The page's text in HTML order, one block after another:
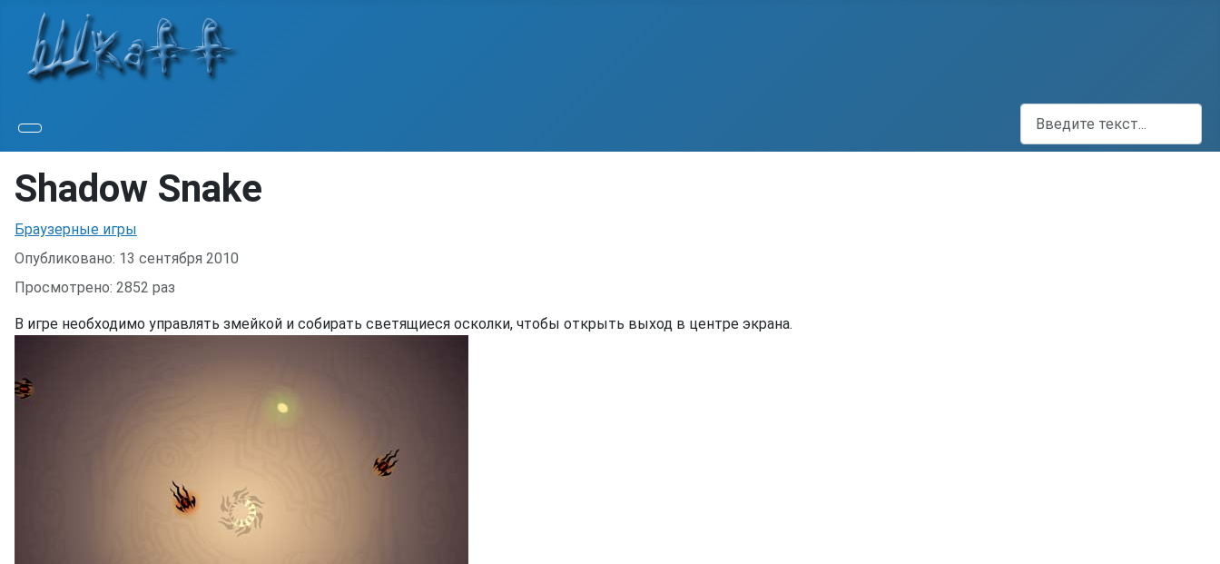
Поиск
Shadow Snake
Информация о материале
Браузерные игры
Опубликовано: 13 сентября 2010
Просмотрено: 2852 раз
В игре необходимо управлять змейкой и собирать светящиеся осколки, чтобы открыть выход в центре экрана.